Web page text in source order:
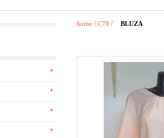
home / C79 / BLUZA